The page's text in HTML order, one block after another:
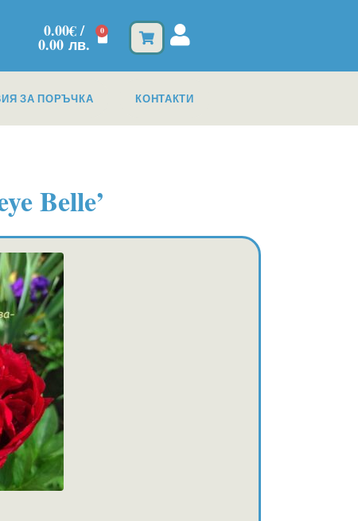
0.00€/
0.00 лв.
0
ЗА ПОРЪЧКА КОНТАКТИ
Belle’